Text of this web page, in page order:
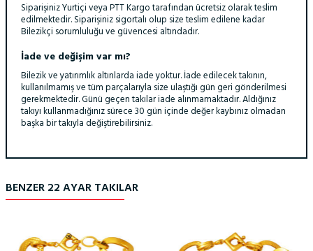
Siparişiniz Yurtiçi veya PTT Kargo tarafından ücretsiz olarak teslim
edilmektedir. Siparişiniz sigortalı olup size teslim edilene kadar
Bilezikçi sorumluluğu ve güvencesi altındadır.
İade ve değişim var mı?
Bilezik ve yatırımlık altınlarda iade yoktur. İade edilecek takının,
kullanılmamış ve tüm parçalarıyla size ulaştığı gün geri gönderilmesi
gerekmektedir. Günü geçen takılar iade alınmamaktadır. Aldığınız
takıyı kullanmadığınız sürece 30 gün içinde değer kaybınız olmadan
başka bir takıyla değiştirebilirsiniz.
BENZER 22 AYAR TAKILAR